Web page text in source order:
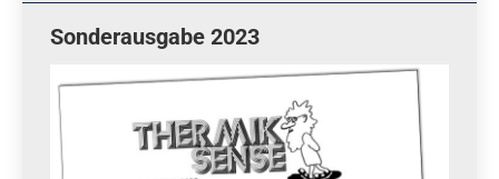
Sonderausgabe 2023